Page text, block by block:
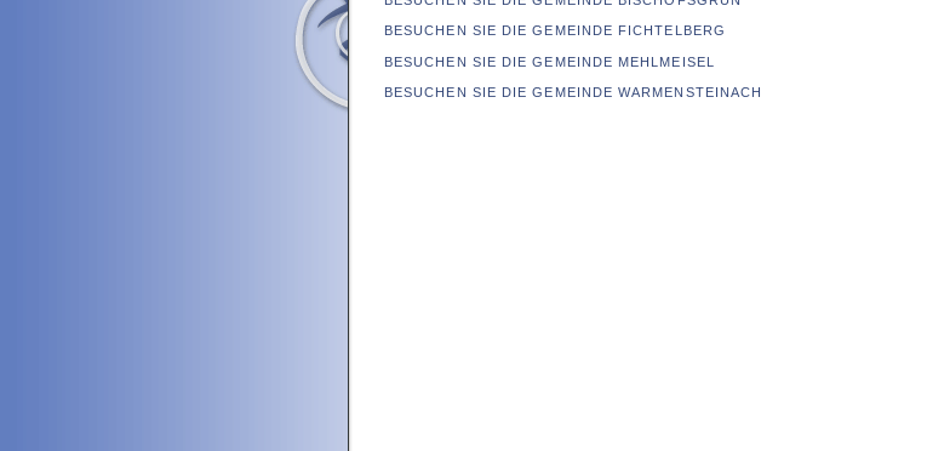
BESUCHEN SIE DIE GEMEINDE FICHTELBERG
BESUCHEN SIE DIE GEMEINDE MEHLMEISEL
BESUCHEN SIE DIE GEMEINDE WARMENSTEINACH